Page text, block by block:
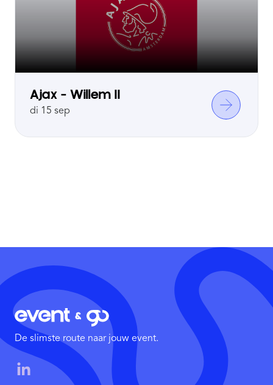
Ajax - Willem II
di 15 sep
De slimste route naar jouw event.